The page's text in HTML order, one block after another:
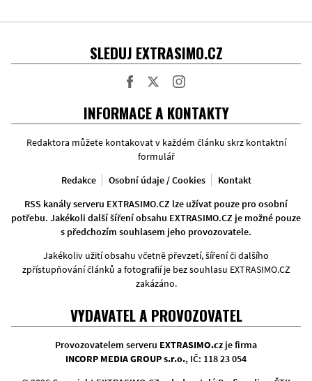
SLEDUJ EXTRASIMO.CZ
INFORMACE A KONTAKTY
Redaktora můžete kontakovat v každém článku skrz kontaktní
formulář
Redakce
Osobní údaje / Cookies
Kontakt
RSS kanály serveru EXTRASIMO.CZ lze užívat pouze pro osobní
potřebu. Jakékoli další šíření obsahu EXTRASIMO.CZ je možné pouze
s předchozím souhlasem jeho provozovatele.
Jakékoliv užití obsahu včetně převzetí, šíření či dalšího
zpřístupňování článků a fotografií je bez souhlasu EXTRASIMO.CZ
zakázáno.
VYDAVATEL A PROVOZOVATEL
Provozovatelem serveru EXTRASIMO.czje firma
INCORP MEDIA GROUP s.r.o., IČ: 118 23 054